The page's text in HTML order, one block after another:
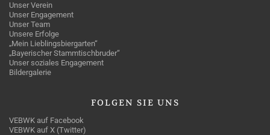
Unser Verein
Unser Engagement
Unser Team
Unsere Erfolge
„Mein Lieblingsbiergarten“
„Bayerischer Stammtischbruder“
Unser soziales Engagement
Bildergalerie
FOLGEN SIE UNS
VEBWK auf Facebook
VEBWK auf X (Twitter)